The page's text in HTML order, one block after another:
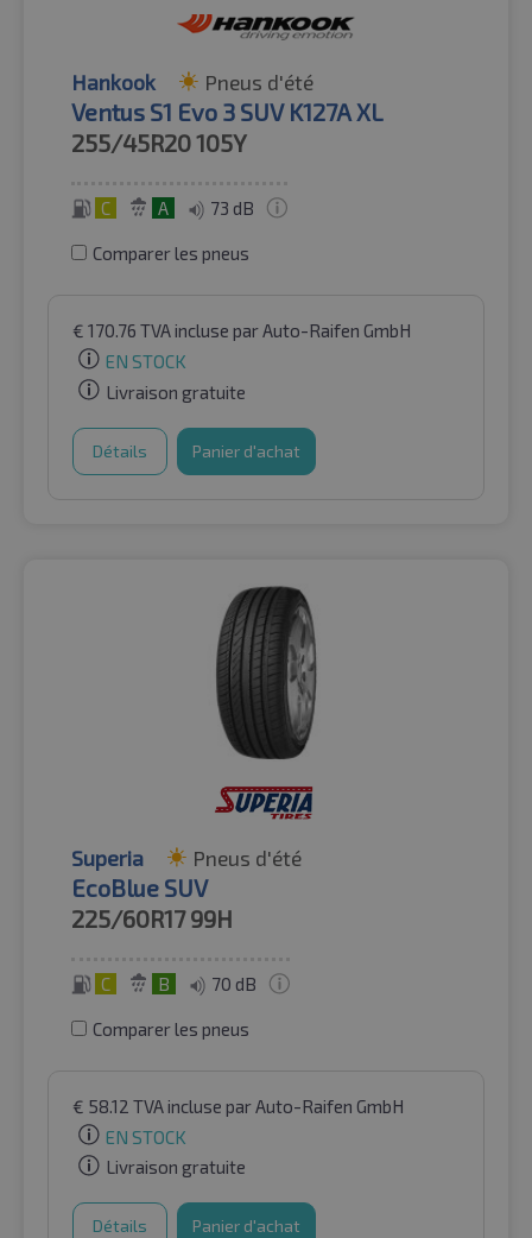
Hankook Pneus d'été
Ventus S1 Evo 3 SUV K127A XL
255/45R20105Y
C A 73 dB
Comparer les pneus
€ 170.76 TVA incluse par Auto-Raifen GmbH
EN STOCK
Livraison gratuite
Détails Panier d'achat
Superia Pneus d'été
EcoBlue SUV
225/60R17 99H
C B 70 dB
Comparer les pneus
€ 58.12 TVA incluse par Auto-Raifen GmbH
EN STOCK
Livraison gratuite
Détails Panier d'achat